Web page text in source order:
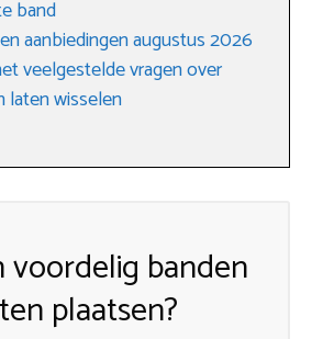
band
aanbiedingen augustus 2026
veelgestelde vragen over
laten wisselen
voordelig banden
plaatsen?